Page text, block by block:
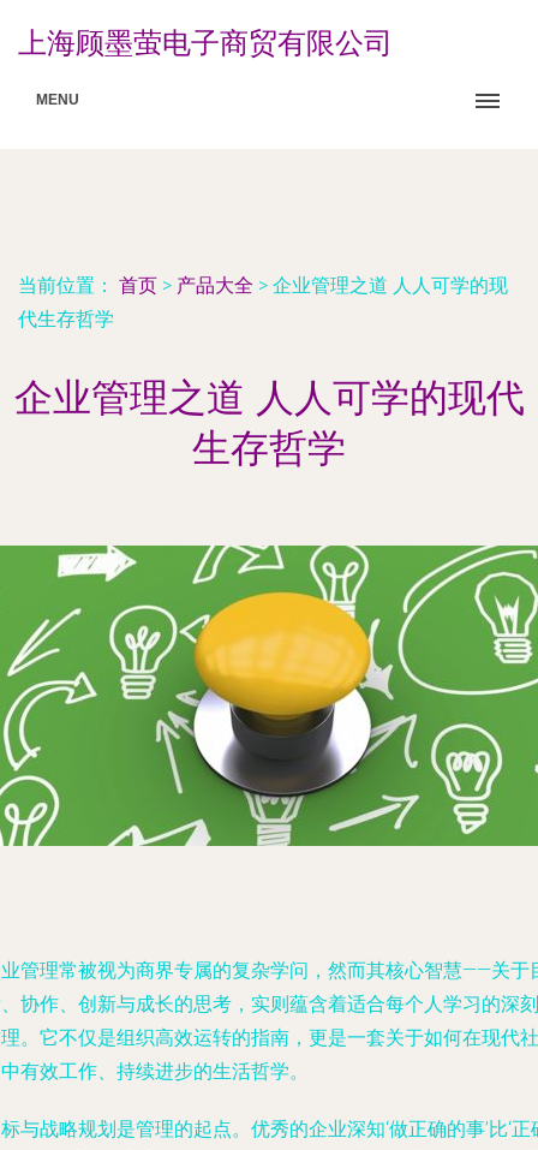
上海顾墨萤电子商贸有限公司
MENU
当前位置： 首页 > 产品大全 > 企业管理之道 人人可学的现
代生存哲学
企业管理之道 人人可学的现代
生存哲学
管理常被视为商界专属的复杂学问，然而其核心智慧——关于
协作、创新与成长的思考，实则蕴含着适合每个人学习的深刻
。它不仅是组织高效运转的指南，更是一套关于如何在现代社
有效工作、持续进步的生活哲学。
与战略规划是管理的起点。优秀的企业深知‘做正确的事’比‘正